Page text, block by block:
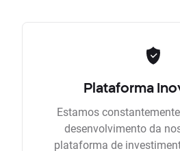
Plataforma
Estamos
desenvolvimento da
plataforma de